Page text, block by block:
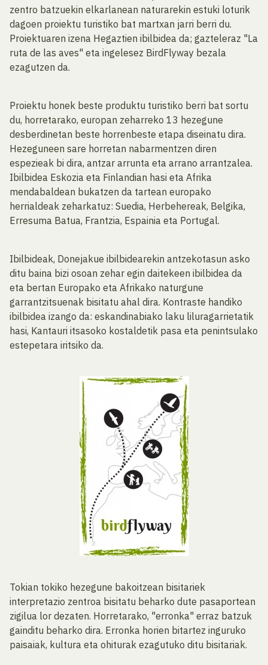
zentro batzuekin elkarlanean naturarekin estuki loturik
dagoen proiektu turistiko bat martxan jarri berri du.
Proiektuaren izena Hegaztien ibilbidea da; gazteleraz "La
ruta de las aves" eta ingelesez BirdFlyway bezala
ezagutzen da.
Proiektu honek beste produktu turistiko berri bat sortu
du, horretarako, europan zeharreko 13 hezegune
desberdinetan beste horrenbeste etapa diseinatu dira.
Hezeguneen sare horretan nabarmentzen diren
espezieak bi dira, antzar arrunta eta arrano arrantzalea.
Ibilbidea Eskozia eta Finlandian hasi eta Afrika
mendabaldean bukatzen da tartean europako
herrialdeak zeharkatuz: Suedia, Herbehereak, Belgika,
Erresuma Batua, Frantzia, Espainia eta Portugal.
Ibilbideak, Donejakue ibilbidearekin antzekotasun asko
ditu baina bizi osoan zehar egin daitekeen ibilbidea da
eta bertan Europako eta Afrikako naturgune
garrantzitsuenak bisitatu ahal dira. Kontraste handiko
ibilbidea izango da: eskandinabiako laku liluragarrietatik
hasi, Kantauri itsasoko kostaldetik pasa eta penintsulako
estepetara iritsiko da.
Tokian tokiko hezegune bakoitzean bisitariek
interpretazio zentroa bisitatu beharko dute pasaportean
zigilua lor dezaten. Horretarako, "erronka" erraz batzuk
gainditu beharko dira. Erronka horien bitartez inguruko
paisaiak, kultura eta ohiturak ezagutuko ditu bisitariak.